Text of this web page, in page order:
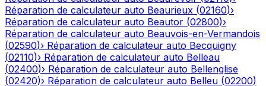
Réparation de calculateur auto Beaurieux (02160)›
Réparation de calculateur auto Beautor (02800)›
Réparation de calculateur auto Beauvois-en-Vermandois
(02590)› Réparation de calculateur auto Becquigny
(02110)› Réparation de calculateur auto Belleau
(02400)› Réparation de calculateur auto Bellenglise
(02420)› Réparation de calculateur auto Belleu (02200)